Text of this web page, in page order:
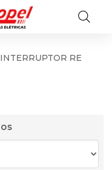
INTERRUPTOR RE
por